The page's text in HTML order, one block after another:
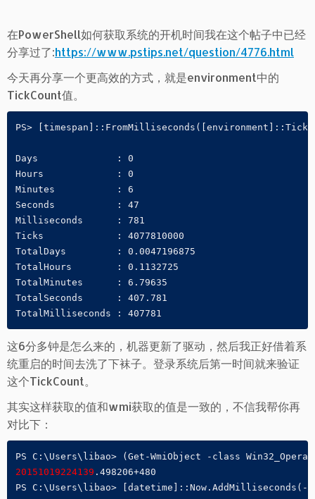
在PowerShell如何获取系统的开机时间我在这个帖子中已经
分享过了:https://www.pstips.net/question/4776.html
今天再分享一个更高效的方式，就是environment中的
TickCount值。
PS>
Days              : 0
Hours             : 0
Minutes           : 6
Seconds           : 47
Milliseconds      : 781
Ticks             : 4077810000
TotalDays         : 0.0047196875
TotalHours        : 0.1132725
TotalMinutes      : 6.79635
TotalSeconds      : 407.781
这6分多钟是怎么来的，机器更新了驱动，然后我正好借着系
统重启的时间去洗了下袜子。登录系统后第一时间就来验证
这个TickCount。
其实这样获取的值和wmi获取的值是一致的，不信我帮你再
对比下：
20151019224139 .498206+480
PS C:\Users\libao>